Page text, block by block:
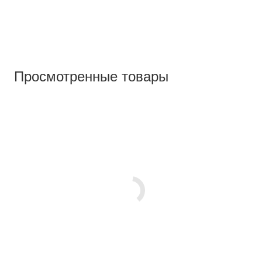
Просмотренные товары